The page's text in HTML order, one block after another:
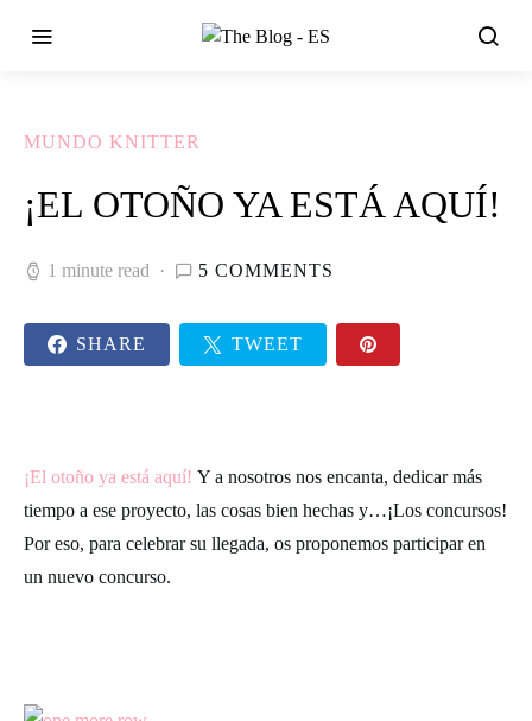
MUNDO KNITTER
¡EL OTOÑO YA ESTÁ AQUÍ!
1 minute read 5 COMMENTS
SHARE TWEET
¡El otoño ya está aquí! Y a nosotros nos encanta, dedicar más
tiempo a ese proyecto, las cosas bien hechas y…¡Los concursos!
Por eso, para celebrar su llegada, os proponemos participar en
un nuevo concurso.